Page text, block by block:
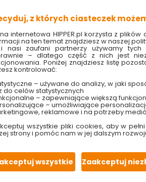
stylowy gadżet kuchenny
W kolekcji znajdziesz między
do nakładania wijącego się
i inne uszkodzenia
Łyżkę wyposażono w
Twoje bezpieczeństwo. Otwór w
twórcy zastosowali przy każdym
użytkowników. W produkcji
sięgają z ogromną przyjemnością.
z których ciasteczek
internetowa HIPPER.pl korzysta z
na ten temat znajdziesz w naszej
nasi zaufani partnerzy używamy tych
– dlatego część z nich jest
Poniżej znajdziesz listę
kontrolować:
– używane do analizy, w jaki
do celów statystycznych
– zapewniające większą
– umożliwiające
reklamowe i na potrzeby
wszystkie pliki cookies, aby w
strony i pomóc nam w jej dalszym
wszystkie Zaakceptuj